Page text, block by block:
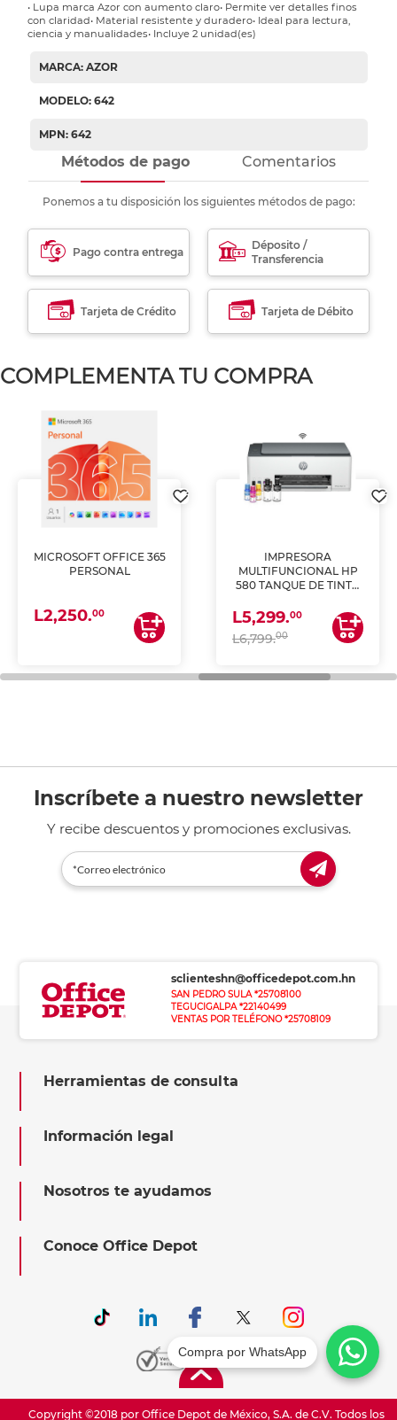
• Lupa marca Azor con aumento claro• Permite ver detalles finos
con claridad• Material resistente y duradero• Ideal para lectura,
ciencia y manualidades• Incluye 2 unidad(es)
MARCA: AZOR
MODELO: 642
MPN: 642
Métodos de pago Comentarios
Ponemos a tu disposición los siguientes métodos de pago:
Pago contra entrega
Déposito /
Transferencia
Tarjeta de Crédito Tarjeta de Débito
COMPLEMENTA TU COMPRA
MICROSOFT OFFICE 365
PERSONAL
L2,250.00
IMPRESORA
MULTIFUNCIONAL HP
580 TANQUE DE TINTA
ESCANEA)
L5,299.00
L6,799.00
Inscríbete a nuestro newsletter
Y recibe descuentos y promociones exclusivas.
sclienteshn@officedepot.com.hn
SAN PEDRO SULA *25708100
TEGUCIGALPA *22140499
VENTAS POR TELÉFONO *25708109
Herramientas de consulta
Información legal
Nosotros te ayudamos
Conoce Office Depot
Copyright ©2018 por Office Depot de México, S.A. de C.V. Todos los
Compra por WhatsApp